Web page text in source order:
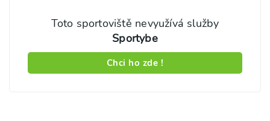
Toto sportoviště nevyužívá služby
Sportybe
Chci ho zde !